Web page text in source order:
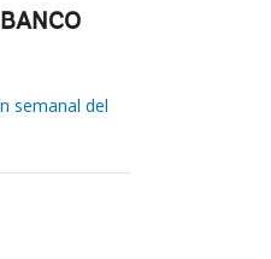
semanal del